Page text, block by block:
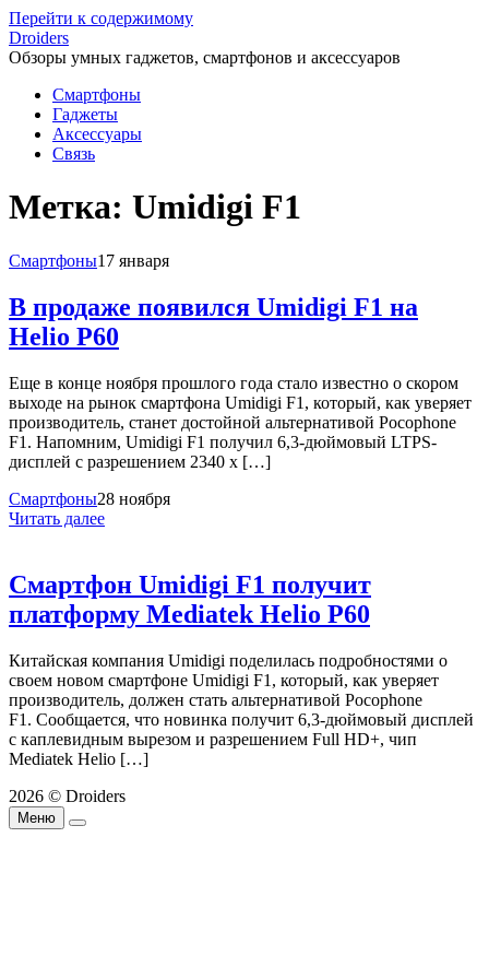
Перейти к содержимому
Droiders
Обзоры умных гаджетов, смартфонов и аксессуаров
Смартфоны
Гаджеты
Аксессуары
Связь
Метка: Umidigi F1
Смартфоны17 января
В продаже появился Umidigi F1 на
Helio P60
Еще в конце ноября прошлого года стало известно о скором
выходе на рынок смартфона Umidigi F1, который, как уверяет
производитель, станет достойной альтернативой Pocophone
F1. Напомним, Umidigi F1 получил 6,3-дюймовый LTPS-
дисплей с разрешением 2340 х […]
Смартфоны28 ноября
Читать далее
Смартфон Umidigi F1 получит
платформу Mediatek Helio P60
Китайская компания Umidigi поделилась подробностями о
своем новом смартфоне Umidigi F1, который, как уверяет
производитель, должен стать альтернативой Pocophone
F1. Сообщается, что новинка получит 6,3-дюймовый дисплей
с каплевидным вырезом и разрешением Full HD+, чип
Mediatek Helio […]
2026 © Droiders
Меню